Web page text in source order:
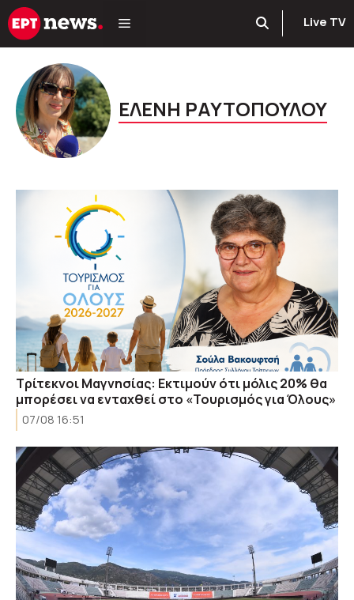
Μετάβαση
σε
περιεχόμενο
Live TV
ΕΛΕΝΗ ΡΑΥΤΟΠΟΥΛΟΥ
Τρίτεκνοι Μαγνησίας: Εκτιμούν ότι μόλις 20% θα
μπορέσει να ενταχθεί στο «Τουρισμός για Όλους»
07/08 16:51